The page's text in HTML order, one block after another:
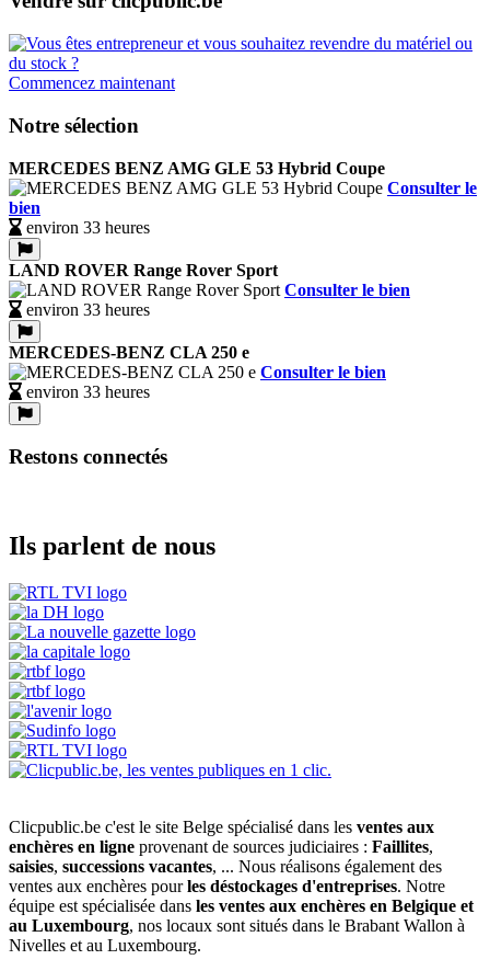
Commencez maintenant
Notre sélection
MERCEDES BENZ AMG GLE 53 Hybrid Coupe
Consulter le
bien
environ 33 heures
LAND ROVER Range Rover Sport
Consulter le bien
environ 33 heures
MERCEDES-BENZ CLA 250 e
Consulter le bien
environ 33 heures
Restons connectés
Ils parlent de nous
Clicpublic.be c'est le site Belge spécialisé dans les ventes aux
enchères en ligne provenant de sources judiciaires : Faillites,
saisies, successions vacantes, ... Nous réalisons également des
ventes aux enchères pourles déstockages d'entreprises. Notre
équipe est spécialisée dans les ventes aux enchères en Belgique et
au Luxembourg, nos locaux sont situés dans le Brabant Wallon à
Nivelles et au Luxembourg.